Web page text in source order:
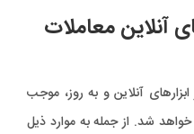
آنلاین معاملات
آنلاین و به روز، موجب
شد. از جمله به موارد ذیل